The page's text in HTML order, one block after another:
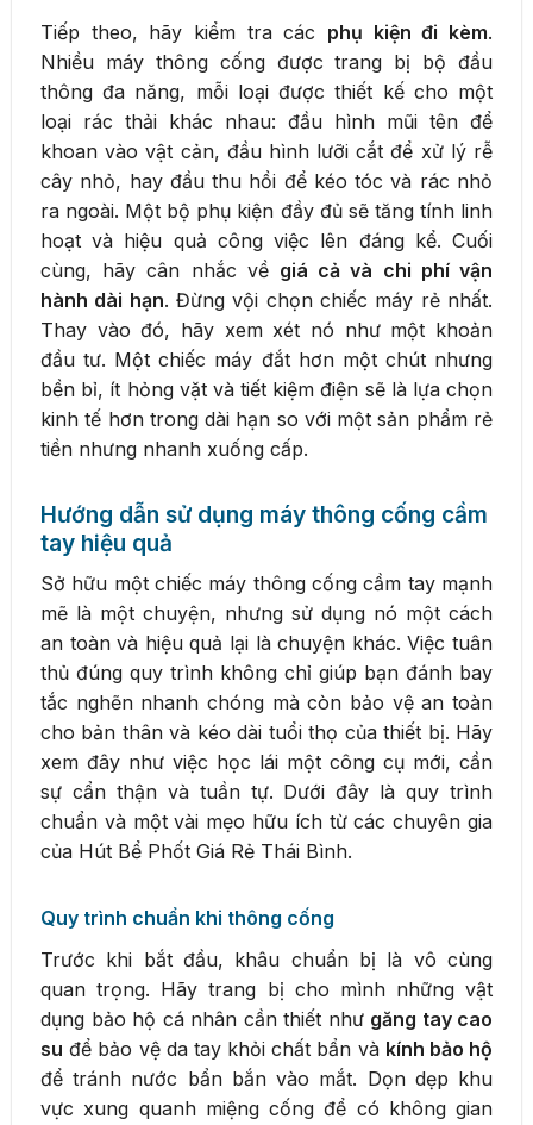
Tiếp theo, hãy kiểm tra các phụ kiện đi kèm.
Nhiều máy thông cống được trang bị bộ đầu
thông đa năng, mỗi loại được thiết kế cho một
loại rác thải khác nhau: đầu hình mũi tên để
khoan vào vật cản, đầu hình lưỡi cắt để xử lý rễ
cây nhỏ, hay đầu thu hồi để kéo tóc và rác nhỏ
ra ngoài. Một bộ phụ kiện đầy đủ sẽ tăng tính linh
hoạt và hiệu quả công việc lên đáng kể. Cuối
cùng, hãy cân nhắc về giá cả và chi phí vận
hành dài hạn. Đừng vội chọn chiếc máy rẻ nhất.
Thay vào đó, hãy xem xét nó như một khoản
đầu tư. Một chiếc máy đắt hơn một chút nhưng
bền bỉ, ít hỏng vặt và tiết kiệm điện sẽ là lựa chọn
kinh tế hơn trong dài hạn so với một sản phẩm rẻ
tiền nhưng nhanh xuống cấp.
Hướng dẫn sử dụng máy thông cống cầm
tay hiệu quả
Sở hữu một chiếc máy thông cống cầm tay mạnh
mẽ là một chuyện, nhưng sử dụng nó một cách
an toàn và hiệu quả lại là chuyện khác. Việc tuân
thủ đúng quy trình không chỉ giúp bạn đánh bay
tắc nghẽn nhanh chóng mà còn bảo vệ an toàn
cho bản thân và kéo dài tuổi thọ của thiết bị. Hãy
xem đây như việc học lái một công cụ mới, cần
sự cẩn thận và tuần tự. Dưới đây là quy trình
chuẩn và một vài mẹo hữu ích từ các chuyên gia
của Hút Bể Phốt Giá Rẻ Thái Bình.
Quy trình chuẩn khi thông cống
Trước khi bắt đầu, khâu chuẩn bị là vô cùng
quan trọng. Hãy trang bị cho mình những vật
dụng bảo hộ cá nhân cần thiết như găng tay cao
su để bảo vệ da tay khỏi chất bẩn và kính bảo hộ
để tránh nước bẩn bắn vào mắt. Dọn dẹp khu
vực xung quanh miệng cống để có không gian